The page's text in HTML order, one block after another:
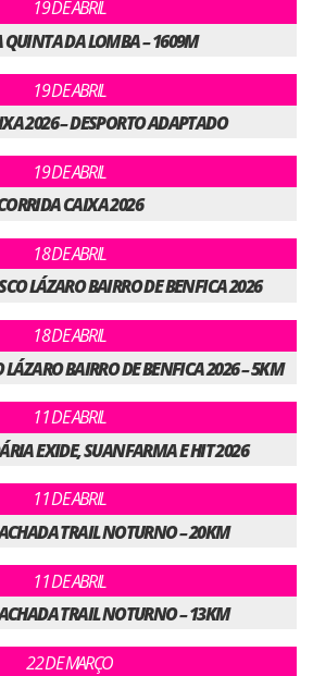
19 DE ABRIL
QUINTA DA LOMBA – 1609M
19 DE ABRIL
2026 – DESPORTO ADAPTADO
19 DE ABRIL
CAIXA 2026
18 DE ABRIL
LÁZARO BAIRRO DE BENFICA 2026
18 DE ABRIL
LÁZARO BAIRRO DE BENFICA 2026 – 5KM
11 DE ABRIL
EXIDE, SUANFARMA E HIT 2026
11 DE ABRIL
TRAIL NOTURNO – 20KM
11 DE ABRIL
TRAIL NOTURNO – 13KM
22 DE MARÇO